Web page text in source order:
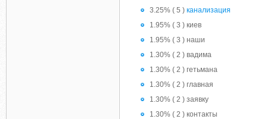
3.25% ( 5 ) канализация
1.95% ( 3 ) киев
1.95% ( 3 ) наши
1.30% ( 2 ) вадима
1.30% ( 2 ) гетьмана
1.30% ( 2 ) главная
1.30% ( 2 ) заявку
1.30% ( 2 ) контакты